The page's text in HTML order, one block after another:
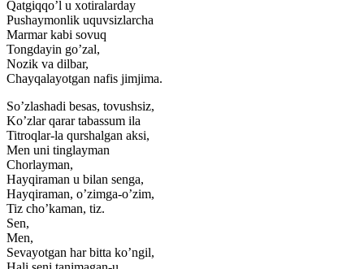
Qatgiqqo’l u xotiralarday
Pushaymonlik uquvsizlarcha
Marmar kabi sovuq
Tongdayin go’zal,
Nozik va dilbar,
Chayqalayotgan nafis jimjima.
So’zlashadi besas, tovushsiz,
Ko’zlar qarar tabassum ila
Titroqlar-la qurshalgan aksi,
Men uni tinglayman
Chorlayman,
Hayqiraman u bilan senga,
Hayqiraman, o’zimga-o’zim,
Tiz cho’kaman, tiz.
Sen,
Men,
Sevayotgan har bitta ko’ngil,